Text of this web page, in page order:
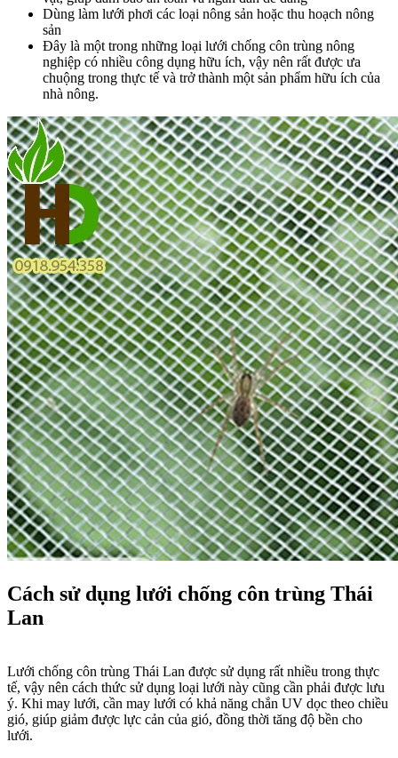
Dùng làm lưới phơi các loại nông sản hoặc thu hoạch nông
sản
Đây là một trong những loại lưới chống côn trùng nông
nghiệp có nhiều công dụng hữu ích, vậy nên rất được ưa
chuộng trong thực tế và trở thành một sản phẩm hữu ích của
nhà nông.
Cách sử dụng lưới chống côn trùng Thái
Lan​
Lưới chống côn trùng Thái Lan được sử dụng rất nhiều trong thực
tế, vậy nên cách thức sử dụng loại lưới này cũng cần phải được lưu
ý. Khi may lưới, cần may lưới có khả năng chắn UV dọc theo chiều
gió, giúp giảm được lực cản của gió, đồng thời tăng độ bền cho
lưới.